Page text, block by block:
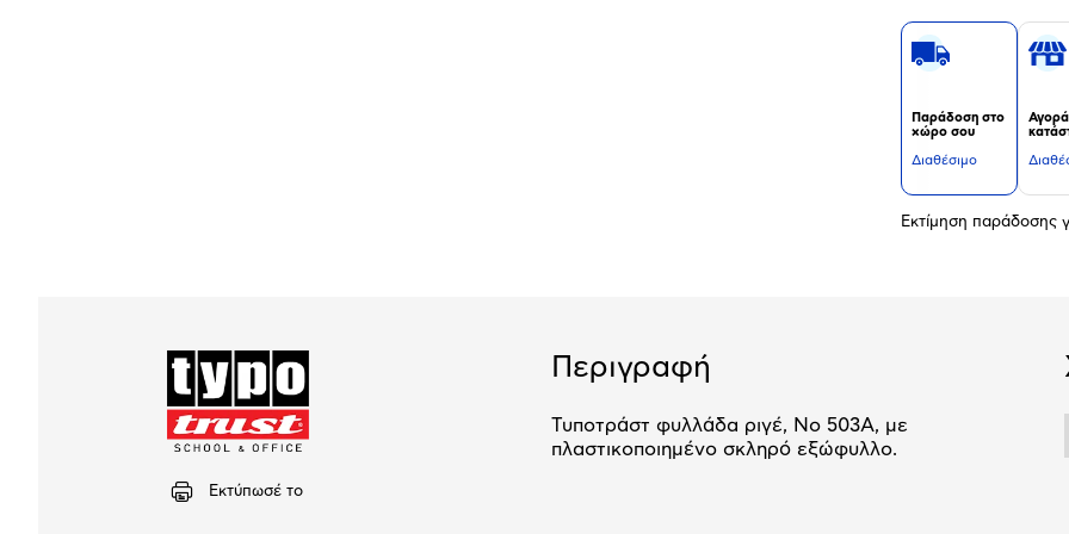
Παράδοση στο
χώρο σου
Διαθέσιμο
Εκτίμηση παράδοσης
Εκτύπωσέ το
Περιγραφή
Τυποτράστ φυλλάδα ριγέ, Νο 503Α, με
πλαστικοποιημένο σκληρό εξώφυλλο.